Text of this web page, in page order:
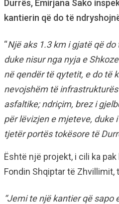
Durrës, Emirjana Sako
kantierin që do të
“Një aks 1.3 km i gjatë që
duke nisur nga nyja e
në qendër të qytetit, e do të
nevojshëm të
asfaltike; ndriçim, brez i
për lëvizjen e mjeteve, duke
tjetër portës tokësore të
Është një projekt, i cili ka
Fondin Shqiptar të Zhvillimit,
“Jemi te një kantier që sapo